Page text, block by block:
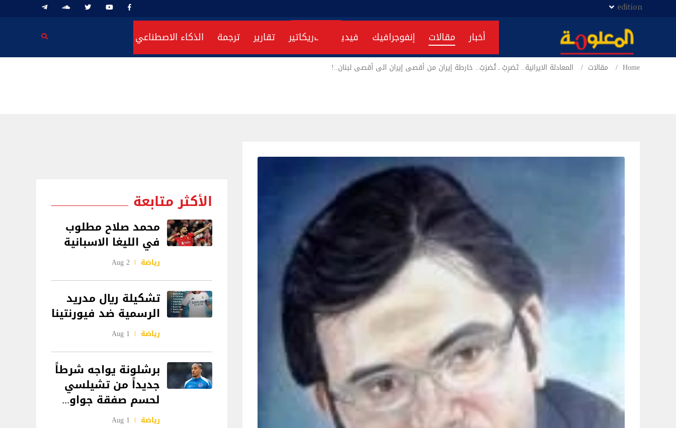
edition
أخبار مقالات إنفوجرافيك فيديو كاريكاتير تقارير ترجمة الذكاء الاصطناعي
Home مقالات المعادلة الايرانية.. تَضرِبْ ـ تُضرَبْ.. خارطة إيران من أقصى إيران الى أقصى لبنان..!
الأكثر متابعة
محمد صلاح مطلوب
في الليغا الاسبانية
رياضة 2 Aug
تشكيلة ريال مدريد
الرسمية ضد فيورنتينا
رياضة 1 Aug
برشلونة يواجه شرطاً
جديداً من تشيلسي
لحسم صفقة جواو...
رياضة 1 Aug